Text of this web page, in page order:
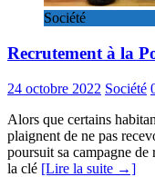
Société
Recrutement à la
24 octobre 2022 Société
Alors que certains
plaignent de ne pas
poursuit sa campagne de
la clé [Lire la suite →]